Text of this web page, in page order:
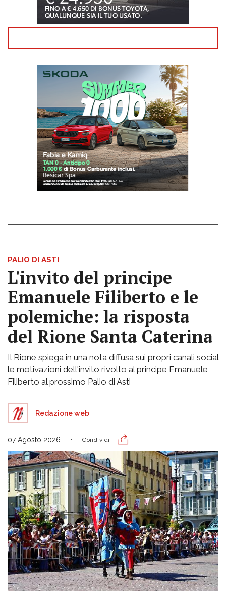
PALIO DI ASTI
L'invito del principe
Emanuele Filiberto e le
polemiche: la risposta
del Rione Santa Caterina
Il Rione spiega in una nota diffusa sui propri canali social
le motivazioni dell'invito rivolto al principe Emanuele
Filiberto al prossimo Palio di Asti
Redazione web
07 Agosto 2026 Condividi